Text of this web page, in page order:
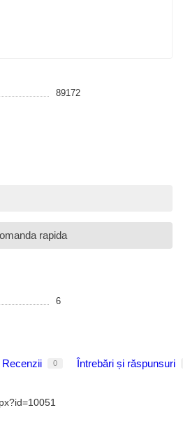
89172
rapida
6
Recenzii 0 Întrebări și răspunsuri